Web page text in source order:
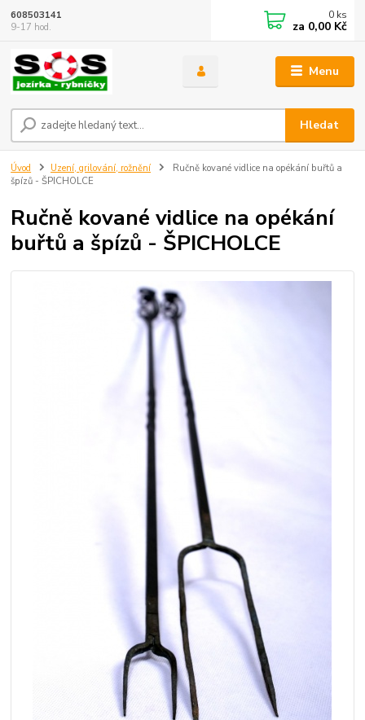
Menu
Hledat
608503141
9-17 hod.
0 ks
za 0,00 Kč
Úvod Uzení, grilování, rožnění
Ručně kované vidlice na opékání buřtů a
špízů - ŠPICHOLCE
Ručně kované vidlice na opékání
buřtů a špízů - ŠPICHOLCE